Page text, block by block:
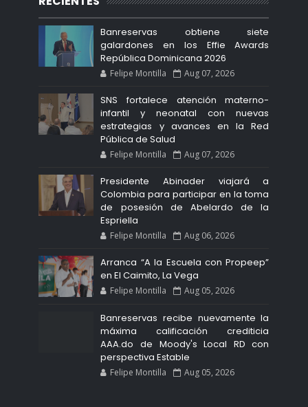
Banreservas obtiene siete
galardones en los Effie Awards
República Dominicana 2026
Felipe Montilla Aug 07, 2026
SNS fortalece atención materno-
infantil y neonatal con nuevas
estrategias y avances en la Red
Pública de Salud
Felipe Montilla Aug 07, 2026
Presidente Abinader viajará a
Colombia para participar en la toma
de posesión de Abelardo de la
Espriella
Felipe Montilla Aug 06, 2026
Arranca “A la Escuela con Propeep”
en El Caimito, La Vega
Felipe Montilla Aug 05, 2026
Banreservas recibe nuevamente la
máxima calificación crediticia
AAA.do de Moody's Local RD con
perspectiva Estable
Felipe Montilla Aug 05, 2026